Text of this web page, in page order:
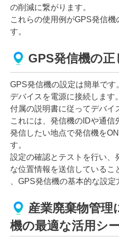
の削減に繋がります。
これらの使用例がGPS発信機
す。
GPS発信機の
GPS発信機の設定は簡単です
デバイスを電源に接続します。
付属の説明書に従ってデバイ
これには、発信機のIDや通信
発信したい地点で発信機を
す。
設定の確認とテストを行い、
な位置情報を送信しているこ
、GPS発信機の基本的な設定
産業廃棄物管理
機の最適な活用シ